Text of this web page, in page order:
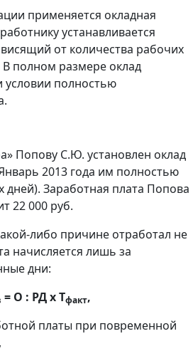
применяется окладная
устанавливается
от количества рабочих
В полном размере оклад
условии полностью
Попову С.Ю. установлен оклад
2013 года им полностью
дней). Заработная плата Попова
22 000 руб.
либо причине отработал не
начисляется лишь за
дни:
= О : РД х Тфакт,
платы при повременной